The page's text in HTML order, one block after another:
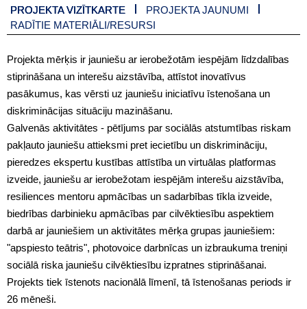
PROJEKTA VIZĪTKARTE
PROJEKTA JAUNUMI
RADĪTIE MATERIĀLI/RESURSI
Projekta mērķis ir jauniešu ar ierobežotām iespējām līdzdalības
stiprināšana un interešu aizstāvība, attīstot inovatīvus
pasākumus, kas vērsti uz jauniešu iniciatīvu īstenošana un
diskriminācijas situāciju mazināšanu.
Galvenās aktivitātes - pētījums par sociālās atstumtības riskam
pakļauto jauniešu attieksmi pret iecietību un diskrimināciju,
pieredzes ekspertu kustības attīstība un virtuālas platformas
izveide, jauniešu ar ierobežotam iespējām interešu aizstāvība,
resiliences mentoru apmācības un sadarbības tīkla izveide,
biedrības darbinieku apmācības par cilvēktiesību aspektiem
darbā ar jauniešiem un aktivitātes mērķa grupas jauniešiem:
"apspiesto teātris", photovoice darbnīcas un izbraukuma treniņi
sociālā riska jauniešu cilvēktiesību izpratnes stiprināšanai.
Projekts tiek īstenots nacionālā līmenī, tā īstenošanas periods ir
26 mēneši.